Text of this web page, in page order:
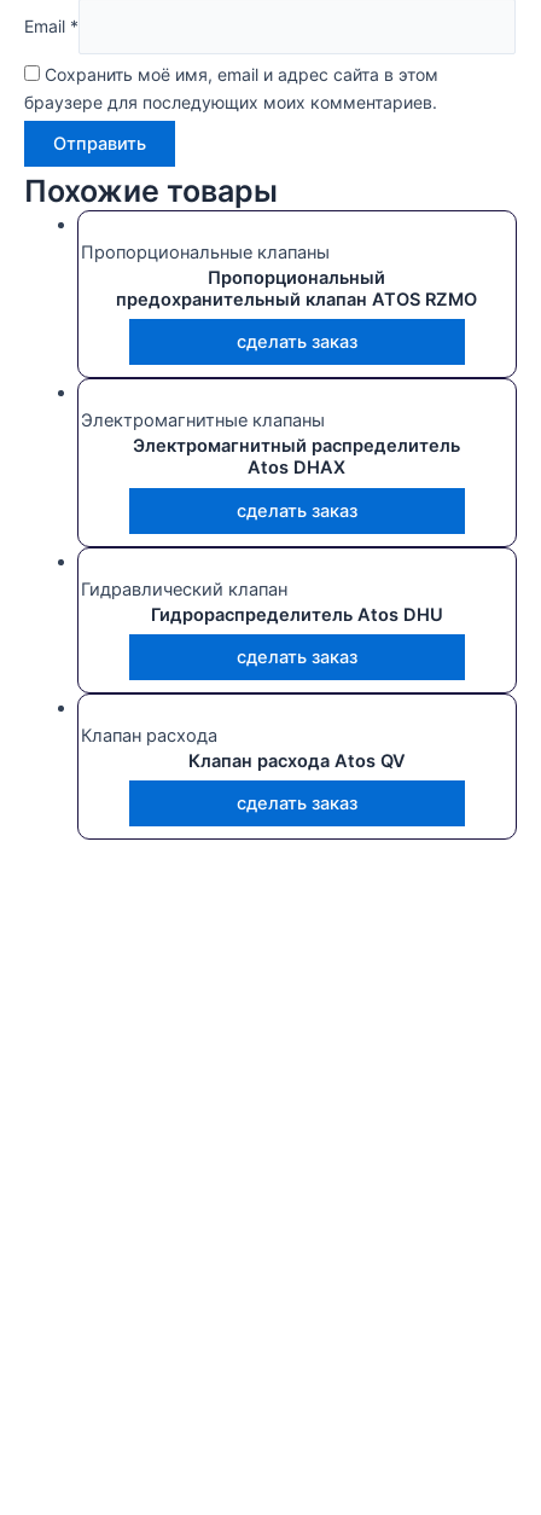
Email *
Сохранить моё имя, email и адрес сайта в этом
браузере для последующих моих комментариев.
Похожие товары
Пропорциональные клапаны
Пропорциональный
предохранительный клапан ATOS RZMO
сделать заказ
Электромагнитные клапаны
Электромагнитный распределитель
Atos DHAX
сделать заказ
Гидравлический клапан
Гидрораспределитель Atos DHU
сделать заказ
Клапан расхода
Клапан расхода Atos QV
сделать заказ